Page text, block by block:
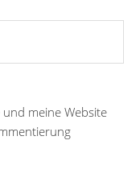
meine Website